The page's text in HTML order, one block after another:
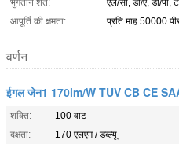
भुगतान शर्तें:
एल/सी, डी/ए, डी/पी,
आपूर्ति की क्षमता:
प्रति माह 50000
वर्णन
ईगल जेन1 170lm/W TUV CB CE
शक्ति:
100 वाट
दक्षता:
170 एलएम / डब्ल्यू